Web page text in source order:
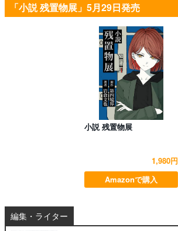
「小説 残置物展」5月29日発売
小説 残置物展
1,980円
Amazonで購入
編集・ライター